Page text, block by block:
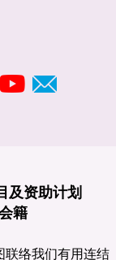
及资助计划
籍
联络我们有用连结